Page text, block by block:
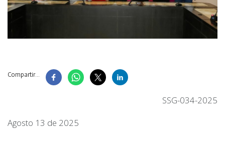
Compartir...
SSG-034-2025
Agosto 13 de 2025